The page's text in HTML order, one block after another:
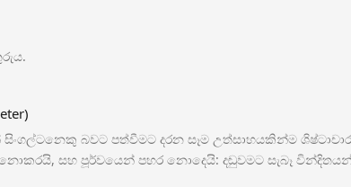
බවට පත්වීමට දරන සෑම උත්සාහයකින්ම
සහ පූර්වයෙන් පහර නොදෙයි: දඬුවමට සැබෑ